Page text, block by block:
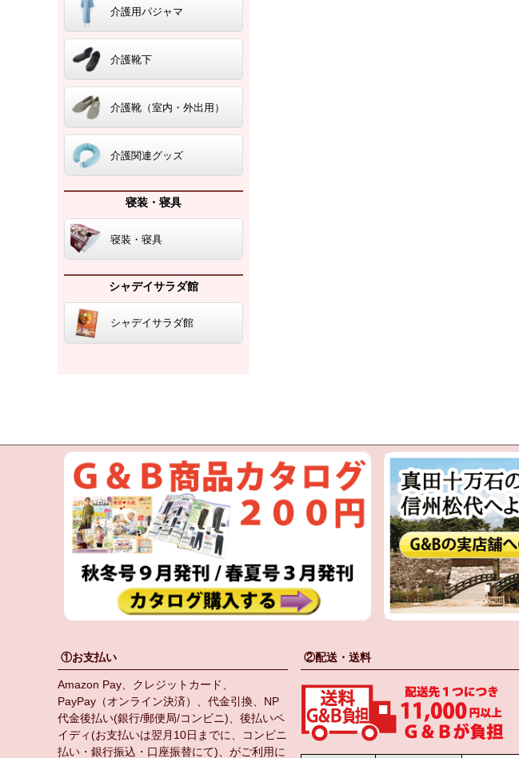
介護用パジャマ
介護靴下
介護靴（室内・外出用）
介護関連グッズ
寝装・寝具
寝装・寝具
シャデイサラダ館
シャデイサラダ館
①お支払い
Amazon Pay、クレジットカード、
PayPay（オンライン決済）、代金引換、NP
代金後払い(銀行/郵便局/コンビニ)、後払いペ
イディ(お支払いは翌月10日までに、コンビニ
払い・銀行振込・口座振替にて)、がご利用に
②配送・送料